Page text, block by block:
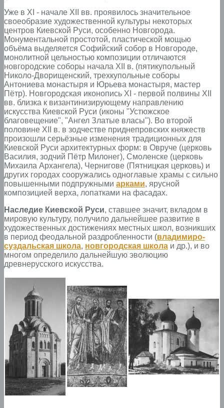
Уже в XI - начале XII вв. проявилось значительное
своеобразие художественной культуры некоторых
центров Киевской Руси, особенно Новгорода.
Монументальной простотой, пластической мощью
объёма выделяется Софийский собор в Новгороде,
монолитной цельностью композиции отличаются
новгородские соборы начала XII в. (пятикупольный
Николо-Дворищенский, трехкупольные соборы
Антониева монастыря и Юрьева монастыря, мастер
Пётр). Новгородская иконопись XI - первой полвины XII
вв. близка к византинизирующему направлению
искусства Киевской Руси (иконы "Устюжское
благовещение", "Ангел Златые власы"). Во второй
половине XII в. в зодчестве приднепровских княжеств
произошли серьёзные изменения традиционных для
Киевской Руси архитектурных форм: в Овруче (церковь
Василия, зодчий Пётр Милонег), Смоленске (церковь
Михаила Архангела), Чернигове (Пятницкая церковь) и
других городах сооружались одноглавые храмы с сильно
повышенными подпружными арками, ярусной
композицией верха, лопатками на фасадах.
Наследие Киевской Руси, ставшее значит, вкладом в
мировую культуру, получило дальнейшее развитие в
художественных достижениях местных школ, возникших
в период феодальной раздробленности (владимиро-
суздальская школа, новгородская школа и др.), и во
многом определило дальнейшую эволюцию
древнерусского искусства.